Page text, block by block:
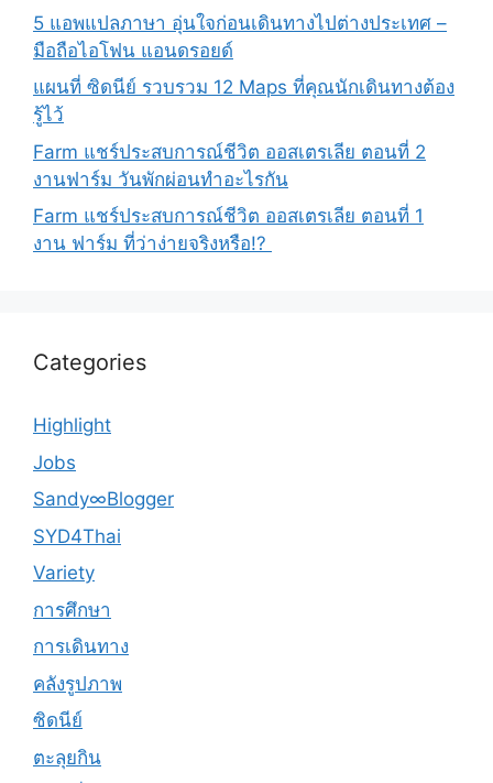
5 แอพแปลภาษา อุ่นใจก่อนเดินทางไปต่างประเทศ –
มือถือไอโฟน แอนดรอยด์
แผนที่ ซิดนีย์ รวบรวม 12 Maps ที่คุณนักเดินทางต้อง
รู้ไว้
Farm แชร์ประสบการณ์ชีวิต ออสเตรเลีย ตอนที่ 2
งานฟาร์ม วันพักผ่อนทำอะไรกัน
Farm แชร์ประสบการณ์ชีวิต ออสเตรเลีย ตอนที่ 1
งาน ฟาร์ม ที่ว่าง่ายจริงหรือ!?
Categories
Highlight
Jobs
Sandy∞Blogger
SYD4Thai
Variety
การศึกษา
การเดินทาง
คลังรูปภาพ
ซิดนีย์
ตะลุยกิน